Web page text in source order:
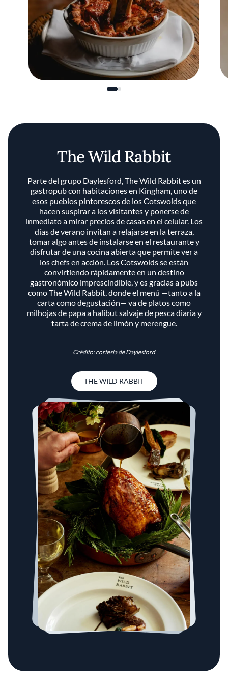
The Wild Rabbit
Parte del grupo Daylesford, The Wild Rabbit es un
gastropub con habitaciones en Kingham, uno de
esos pueblos pintorescos de los Cotswolds que
hacen suspirar a los visitantes y ponerse de
inmediato a mirar precios de casas en el celular. Los
días de verano invitan a relajarse en la terraza,
tomar algo antes de instalarse en el restaurante y
disfrutar de una cocina abierta que permite ver a
los chefs en acción. Los Cotswolds se están
convirtiendo rápidamente en un destino
gastronómico imprescindible, y es gracias a pubs
como The Wild Rabbit, donde el menú —tanto a la
carta como degustación— va de platos como
milhojas de papa a halibut salvaje de pesca diaria y
tarta de crema de limón y merengue.
Crédito: cortesía de Daylesford
THE WILD RABBIT